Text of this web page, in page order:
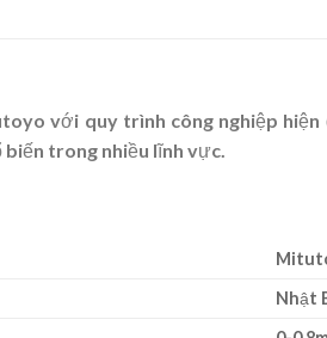
với quy trình công nghiệp hiện
trong nhiều lĩnh vực.
Nhật